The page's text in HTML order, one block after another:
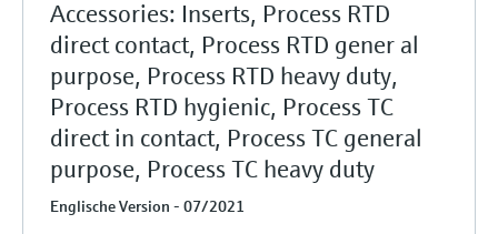
Accessories: Inserts, Process RTD
direct contact, Process RTD gener al
purpose, Process RTD heavy duty,
Process RTD hygienic, Process TC
direct in contact, Process TC general
purpose, Process TC heavy duty
Englische Version - 07/2021